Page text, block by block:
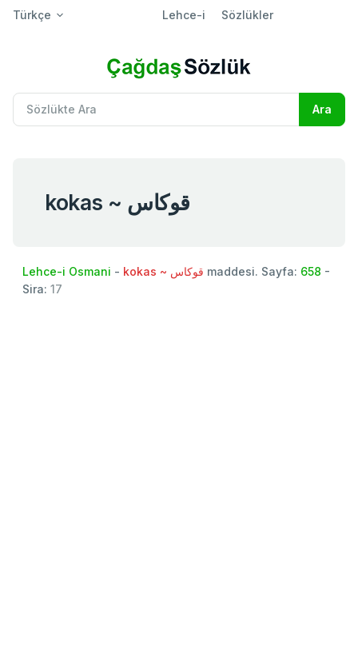
Türkçe Lehce-i Sözlükler
kokas ~ قوكاس
Lehce-i Osmani - kokas ~ قوكاس maddesi. Sayfa: 658 -
Sira: 17